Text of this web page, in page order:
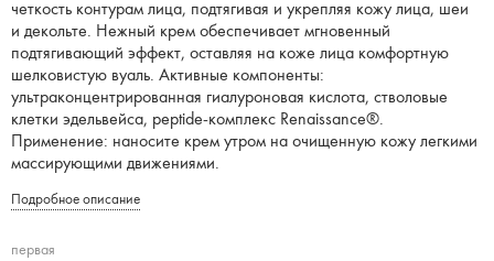
четкость контурам лица, подтягивая и укрепляя кожу лица, шеи
и декольте. Нежный крем обеспечивает мгновенный
подтягивающий эффект, оставляя на коже лица комфортную
шелковистую вуаль. Активные компоненты:
ультраконцентрированная гиалуроновая кислота, стволовые
клетки эдельвейса, peptide-комплекс Renaissance®.
Применение: наносите крем утром на очищенную кожу легкими
массирующими движениями.
Подробное описание
первая